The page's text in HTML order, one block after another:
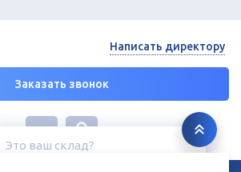
Это ваш склад?
Заказать звонок
Написать директору